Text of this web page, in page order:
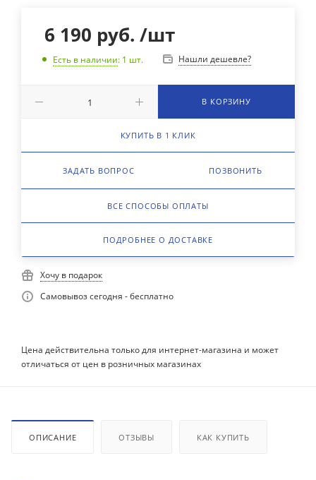
6 190 руб. /шт
Есть в наличии: 1 шт. Нашли дешевле?
В КОРЗИНУ
КУПИТЬ В 1 КЛИК
ЗАДАТЬ ВОПРОС ПОЗВОНИТЬ
ВСЕ СПОСОБЫ ОПЛАТЫ
ПОДРОБНЕЕ О ДОСТАВКЕ
Хочу в подарок
Самовывоз сегодня - бесплатно
Цена действительна только для интернет-магазина и может
отличаться от цен в розничных магазинах
ОПИСАНИЕ ОТЗЫВЫ КАК КУПИТЬ